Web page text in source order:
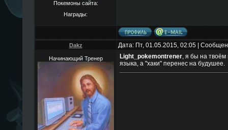
Покемоны сайта:
Награды:
Dakz Дата: Пт, 01.05.2015, 02:05 |
Начинающий Тренер Light_pokemontrener, я бы на твоём
языка, а "хаки" перенес на будушее.